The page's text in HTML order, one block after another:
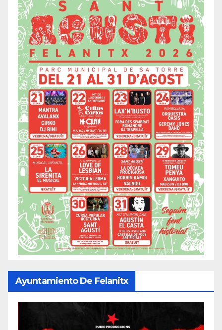
Ayuntamiento De Felanitx